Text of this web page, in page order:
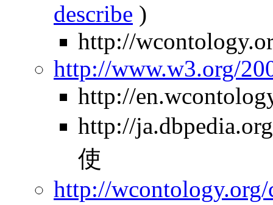
describe )
http://
http://www.w3.org/
http://
http://
使
http://wcontology.org/